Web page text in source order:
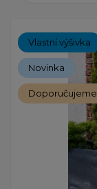
Vlastní výšivka
Novinka
Doporučujeme